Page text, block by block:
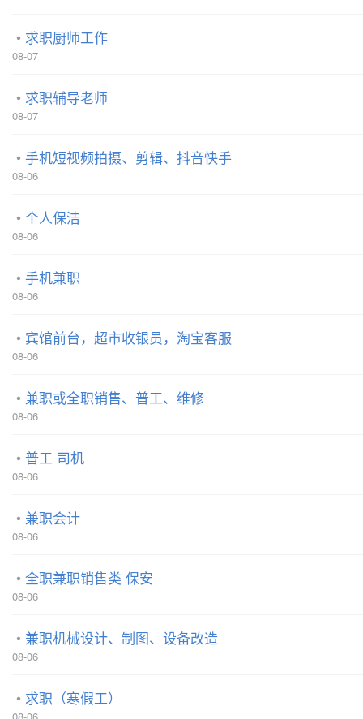
求职厨师工作
08-07
求职辅导老师
08-07
手机短视频拍摄、剪辑、抖音快手
08-06
个人保洁
08-06
手机兼职
08-06
宾馆前台，超市收银员，淘宝客服
08-06
兼职或全职销售、普工、维修
08-06
普工 司机
08-06
兼职会计
08-06
全职兼职销售类 保安
08-06
兼职机械设计、制图、设备改造
08-06
求职（寒假工）